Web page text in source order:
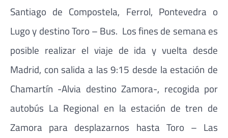
Santiago de Compostela, Ferrol, Pontevedra o
Lugo y destino Toro – Bus. Los fines de semana es
posible realizar el viaje de ida y vuelta desde
Madrid, con salida a las 9:15 desde la estación de
Chamartín -Alvia destino Zamora-, recogida por
autobús La Regional en la estación de tren de
Zamora para desplazarnos hasta Toro – Las